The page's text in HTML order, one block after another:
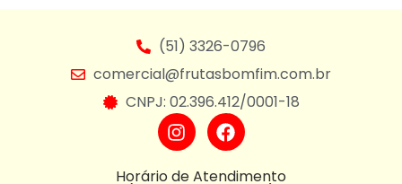
(51) 3326-0796
comercial@frutasbomfim.com.br
CNPJ: 02.396.412/0001-18
Horário de Atendimento